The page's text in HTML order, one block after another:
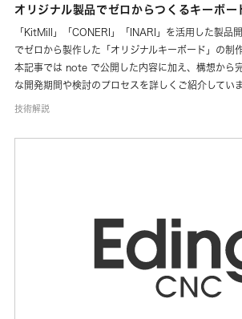
オリジナル製品でゼロからつくるキーボー
「KitMill」「CONERI」「INARI」を活用した製品
でゼロから製作した「オリジナルキーボード」の制
本記事では note で公開した内容に加え、構想から
な開発期間や検討のプロセスを詳しくご紹介していま
技術解説